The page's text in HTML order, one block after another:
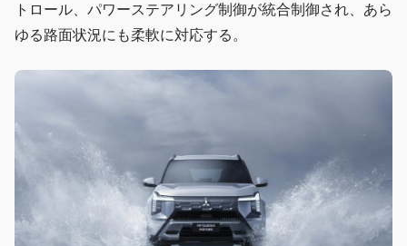
トロール、パワーステアリング制御が統合制御され、あら
ゆる路面状況にも柔軟に対応する。